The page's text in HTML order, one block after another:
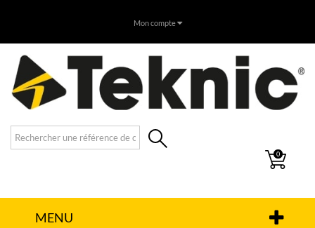
Mon compte
0
MENU